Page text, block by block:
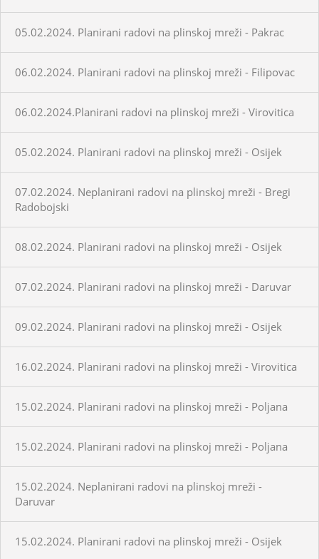
05.02.2024. Planirani radovi na plinskoj mreži - Pakrac
06.02.2024. Planirani radovi na plinskoj mreži - Filipovac
06.02.2024.Planirani radovi na plinskoj mreži - Virovitica
05.02.2024. Planirani radovi na plinskoj mreži - Osijek
07.02.2024. Neplanirani radovi na plinskoj mreži - Bregi
Radobojski
08.02.2024. Planirani radovi na plinskoj mreži - Osijek
07.02.2024. Planirani radovi na plinskoj mreži - Daruvar
09.02.2024. Planirani radovi na plinskoj mreži - Osijek
16.02.2024. Planirani radovi na plinskoj mreži - Virovitica
15.02.2024. Planirani radovi na plinskoj mreži - Poljana
15.02.2024. Planirani radovi na plinskoj mreži - Poljana
15.02.2024. Neplanirani radovi na plinskoj mreži -
Daruvar
15.02.2024. Planirani radovi na plinskoj mreži - Osijek